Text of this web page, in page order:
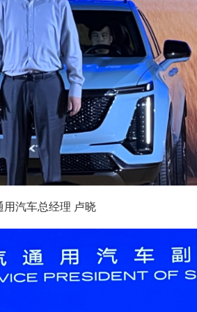
用汽车总经理 卢晓